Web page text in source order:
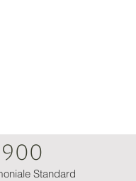
900
Standard